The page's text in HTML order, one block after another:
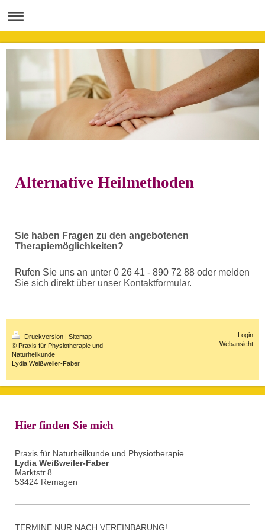
Alternative Heilmethoden
Sie haben Fragen zu den angebotenen
Therapiemöglichkeiten?
Rufen Sie uns an unter 0 26 41 - 890 72 88 oder melden
Sie sich direkt über unser Kontaktformular.
Druckversion | Sitemap
© Praxis für Physiotherapie und
Naturheilkunde
Lydia Weißweiler-Faber
Login
Webansicht
Hier finden Sie mich
Praxis für Naturheilkunde und Physiotherapie
Lydia Weißweiler-Faber
Marktstr.8
53424 Remagen
TERMINE NUR NACH VEREINBARUNG!